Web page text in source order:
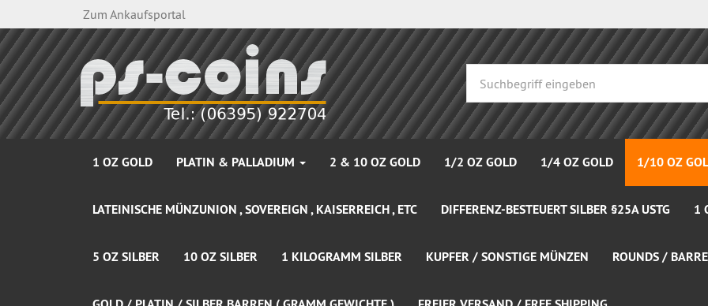
Zum Ankaufsportal
1 OZ GOLD PLATIN & PALLADIUM 2 & 10 OZ GOLD 1/2 OZ GOLD 1/4 OZ GOLD 1/10 OZ
LATEINISCHE MÜNZUNION , SOVEREIGN , KAISERREICH , ETC DIFFERENZ-BESTEUERT SILBER §25A USTG 1
5 OZ SILBER 10 OZ SILBER 1 KILOGRAMM SILBER KUPFER / SONSTIGE MÜNZEN ROUNDS /